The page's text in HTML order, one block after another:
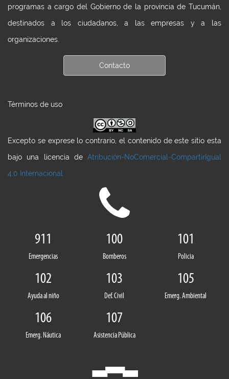
programas a cargo del Gobierno de la provincia de Tucumán,
destinados a los ciudadanos, a las empresas y a las
organizaciones.
Contacto
Términos de uso
Excepto se exprese lo contrario, el contenido de este sitio esta
bajo una licencia de Atribución-NoComercial-CompartirIgual
4.0 Internacional
911
Emergencias
100
Bomberos
101
Policia
102
Ayuda al niño
103
Def. Civil
105
Emerg. Ambiental
106
Emerg. Náutica
107
Asistencia Pública